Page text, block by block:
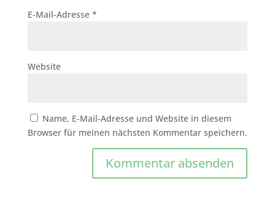
E-Mail-Adresse *
Website
Name, E-Mail-Adresse und Website in diesem
Browser für meinen nächsten Kommentar speichern.